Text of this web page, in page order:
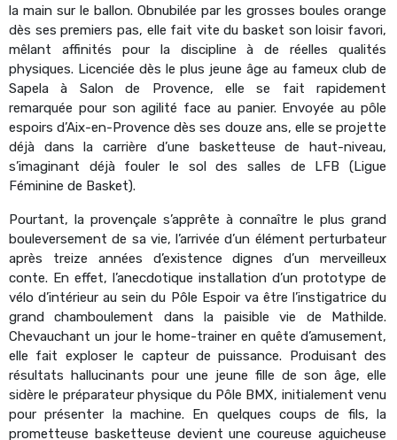
la main sur le ballon. Obnubilée par les grosses boules orange
dès ses premiers pas, elle fait vite du basket son loisir favori,
mêlant affinités pour la discipline à de réelles qualités
physiques. Licenciée dès le plus jeune âge au fameux club de
Sapela à Salon de Provence, elle se fait rapidement
remarquée pour son agilité face au panier. Envoyée au pôle
espoirs d’Aix-en-Provence dès ses douze ans, elle se projette
déjà dans la carrière d’une basketteuse de haut-niveau,
s’imaginant déjà fouler le sol des salles de LFB (Ligue
Féminine de Basket).
Pourtant, la provençale s’apprête à connaître le plus grand
bouleversement de sa vie, l’arrivée d’un élément perturbateur
après treize années d’existence dignes d’un merveilleux
conte. En effet, l’anecdotique installation d’un prototype de
vélo d’intérieur au sein du Pôle Espoir va être l’instigatrice du
grand chamboulement dans la paisible vie de Mathilde.
Chevauchant un jour le home-trainer en quête d’amusement,
elle fait exploser le capteur de puissance. Produisant des
résultats hallucinants pour une jeune fille de son âge, elle
sidère le préparateur physique du Pôle BMX, initialement venu
pour présenter la machine. En quelques coups de fils, la
prometteuse basketteuse devient une coureuse aguicheuse